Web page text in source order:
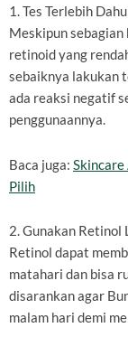
1. Tes Terlebih
Meskipun
retinoid yang
sebaiknya lakukan
ada reaksi negatif
penggunaannya.
Baca juga: Skincare
Pilih
2. Gunakan Retinol
Retinol dapat
matahari dan bisa
disarankan agar
malam hari demi